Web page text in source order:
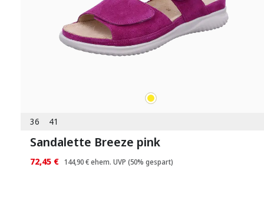
gelb
36 41
Sandalette Breeze pink
72,45 € 144,90 €ehem. UVP (50% gespart)